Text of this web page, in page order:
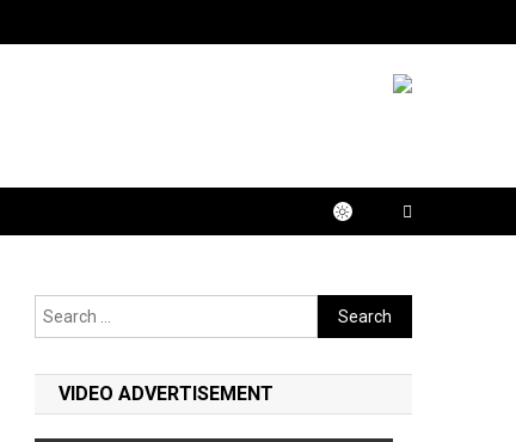
Search
for:
VIDEO ADVERTISEMENT